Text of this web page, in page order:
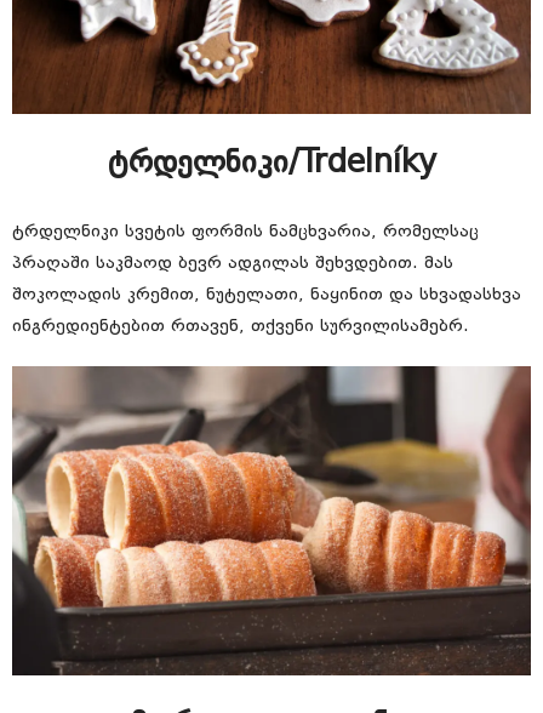
ტრდელნიკი/Trdelníky
ტრდელნიკი სვეტის ფორმის ნამცხვარია, რომელსაც
პრაღაში საკმაოდ ბევრ ადგილას შეხვდებით. მას
შოკოლადის კრემით, ნუტელათი, ნაყინით და სხვადასხვა
ინგრედიენტებით რთავენ, თქვენი სურვილისამებრ.